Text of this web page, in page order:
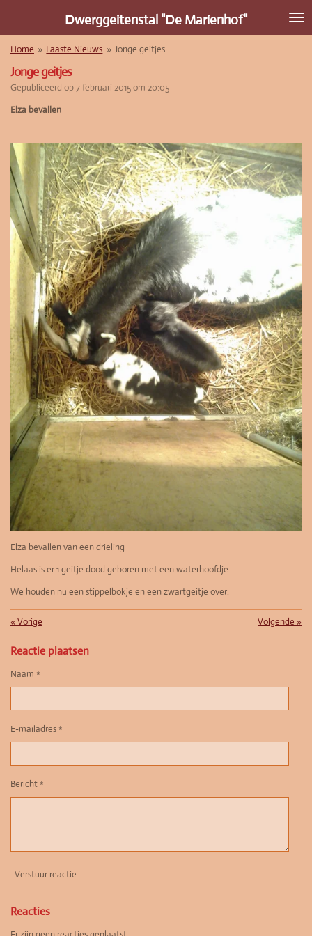
de
hoofdinhoud
Dwerggeitenstal "De Marienhof"
Home » Laaste Nieuws » Jonge geitjes
Jonge geitjes
Gepubliceerd op 7 februari 2015 om 20:05
Elza bevallen
Elza bevallen van een drieling
Helaas is er 1 geitje dood geboren met een waterhoofdje.
We houden nu een stippelbokje en een zwartgeitje over.
«Vorige Volgende »
Reactie plaatsen
Naam *
E-mailadres *
Bericht *
Verstuur reactie
Reacties